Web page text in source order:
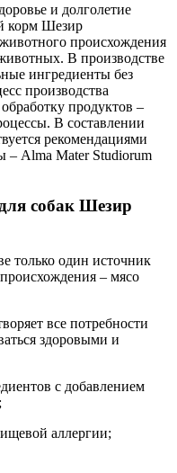
и долголетие
корм Шезир
происхождения
В производстве
ингредиенты без
производства
продуктов –
В составлении
рекомендациями
– Alma Mater Studiorum
собак Шезир
только один источник
– мясо
все потребности
здоровыми и
с добавлением
аллергии;